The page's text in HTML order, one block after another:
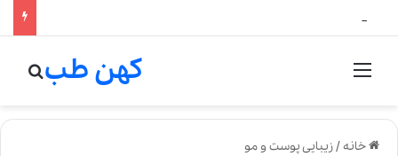
منو کهن طب
خانه/زیبایی پوست و مو